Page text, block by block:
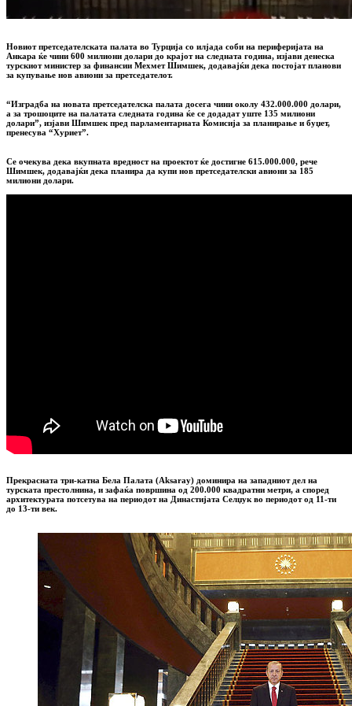
Новиот претседателската палата во Турција со илјада соби на периферијата на
Анкара ќе чини 600 милиони долари до крајот на следната година, изјави денеска
турскиот министер за финансии Мехмет Шимшек, додавајќи дека постојат планови
за купување нов авиони за претседателот.
“Изградба на новата претседателска палата досега чини околу 432.000.000 долари,
а за трошоците на палатата следната година ќе се додадат уште 135 милиони
долари”, изјави Шимшек пред парламентарната Комисија за планирање и буџет,
пренесува “Хуриет”.
Се очекува дека вкупната вредност на проектот ќе достигне 615.000.000, рече
Шимшек, додавајќи дека планира да купи нов претседателски авиони за 185
милиони долари.
Прекрасната три-катна Бела Палата (Aksaray) доминира на западниот дел на
турската престолнина, и зафаќа површина од 200.000 квадратни метри, а според
архитектурата потсетува на периодот на Династијата Селџук во периодот од 11-ти
до 13-ти век.